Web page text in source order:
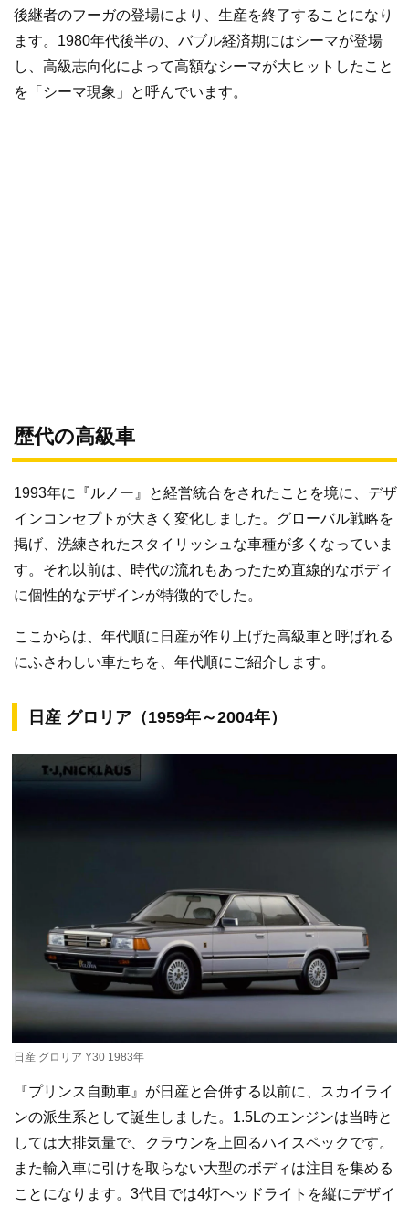
後継者のフーガの登場により、生産を終了することになり
ます。1980年代後半の、バブル経済期にはシーマが登場
し、高級志向化によって高額なシーマが大ヒットしたこと
を「シーマ現象」と呼んでいます。
歴代の高級車
1993年に『ルノー』と経営統合をされたことを境に、デザ
インコンセプトが大きく変化しました。グローバル戦略を
掲げ、洗練されたスタイリッシュな車種が多くなっていま
す。それ以前は、時代の流れもあったため直線的なボディ
に個性的なデザインが特徴的でした。
ここからは、年代順に日産が作り上げた高級車と呼ばれる
にふさわしい車たちを、年代順にご紹介します。
日産 グロリア（1959年～2004年）
日産 グロリア Y30 1983年
『プリンス自動車』が日産と合併する以前に、スカイライ
ンの派生系として誕生しました。1.5Lのエンジンは当時と
しては大排気量で、クラウンを上回るハイスペックです。
また輸入車に引けを取らない大型のボディは注目を集める
ことになります。3代目では4灯ヘッドライトを縦にデザイ